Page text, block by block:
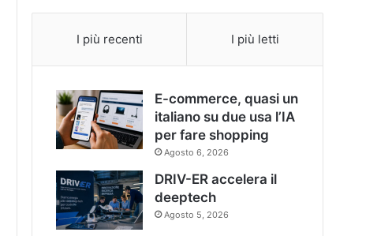
I più recenti I più letti
E-commerce, quasi un
italiano su due usa l’IA
per fare shopping
Agosto 6, 2026
DRIV-ER accelera il
deeptech
Agosto 5, 2026